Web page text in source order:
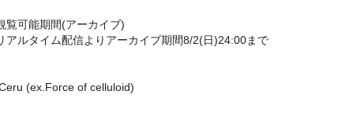
覧可能期間(アーカイブ)
アルタイム配信よりアーカイブ期間8/2(日)24:00まで
(ex.Force of celluloid)